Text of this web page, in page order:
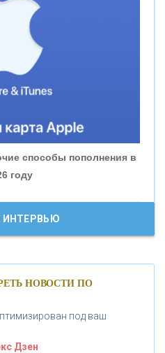
БАНК»
способы пополнения в
году
впервые за 19 лет -
ИНТЕРВЬЮ
НОВОСТИ ПО
под ваш
Дзен